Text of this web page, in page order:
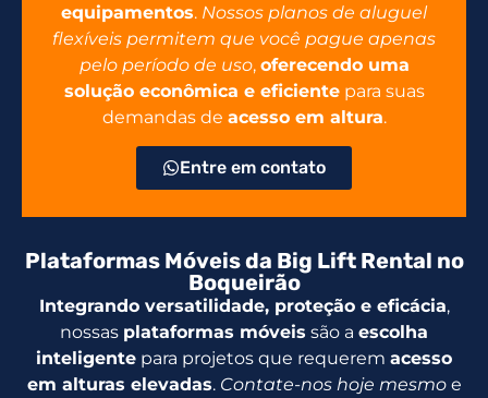
equipamentos. Nossos planos de aluguel
flexíveis permitem que você pague apenas
pelo período de uso, oferecendo uma
solução econômica e eficientepara suas
demandas de acesso em altura.
Entre em contato
Plataformas Móveis da Big Lift Rental no
Boqueirão
Integrando versatilidade, proteção e eficácia,
nossas plataformas móveis são a escolha
inteligente para projetos que requerem acesso
em alturas elevadas. Contate-nos hoje mesmoe